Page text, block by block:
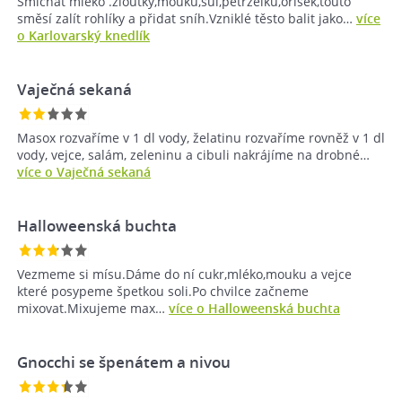
směsí zalít rohlíky a přidat sníh.Vzniklé těsto balit jako… více
o Karlovarský knedlík
Vaječná sekaná
Masox rozvaříme v 1 dl vody, želatinu rozvaříme rovněž v 1 dl
vody, vejce, salám, zeleninu a cibuli nakrájíme na drobné…
více o Vaječná sekaná
Halloweenská buchta
Vezmeme si mísu.Dáme do ní cukr,mléko,mouku a vejce
které posypeme špetkou soli.Po chvilce začneme
mixovat.Mixujeme max… více o Halloweenská buchta
Gnocchi se špenátem a nivou